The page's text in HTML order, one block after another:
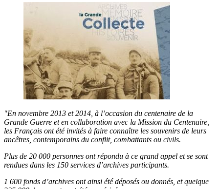
"En novembre 2013 et 2014, à l’occasion du centenaire de la
Grande Guerre et en collaboration avec la Mission du Centenaire,
les Français ont été invités à faire connaître les souvenirs de leurs
ancêtres, contemporains du conflit, combattants ou civils.
Plus de 20 000 personnes ont répondu à ce grand appel et se sont
rendues dans les 150 services d’archives participants.
1 600 fonds d’archives ont ainsi été déposés ou donnés, et quelque